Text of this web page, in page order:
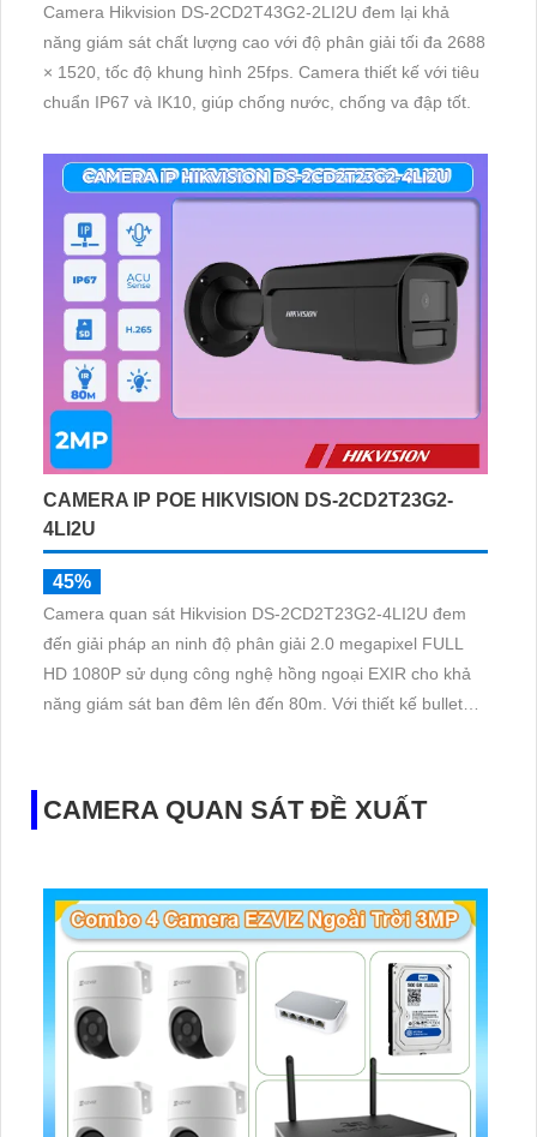
Camera Hikvision DS-2CD2T43G2-2LI2U đem lại khả
năng giám sát chất lượng cao với độ phân giải tối đa 2688
× 1520, tốc độ khung hình 25fps. Camera thiết kế với tiêu
chuẩn IP67 và IK10, giúp chống nước, chống va đập tốt.
CAMERA IP POE HIKVISION DS-2CD2T23G2-
4LI2U
45%
Camera quan sát Hikvision DS-2CD2T23G2-4LI2U đem
đến giải pháp an ninh độ phân giải 2.0 megapixel FULL
HD 1080P sử dụng công nghệ hồng ngoại EXIR cho khả
năng giám sát ban đêm lên đến 80m. Với thiết kế bullet
CAMERA QUAN SÁT ĐỀ XUẤT